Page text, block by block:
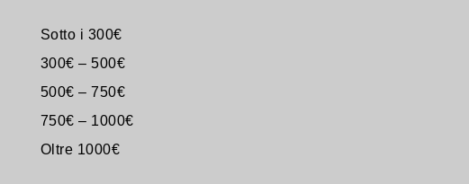
Sotto i 300€
300€ – 500€
500€ – 750€
750€ – 1000€
Oltre 1000€